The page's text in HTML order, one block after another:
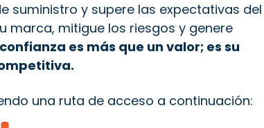
suministro y supere las expectativas del
marca, mitigue los riesgos y genere
es más que un valor; es su
una ruta de acceso a continuación: